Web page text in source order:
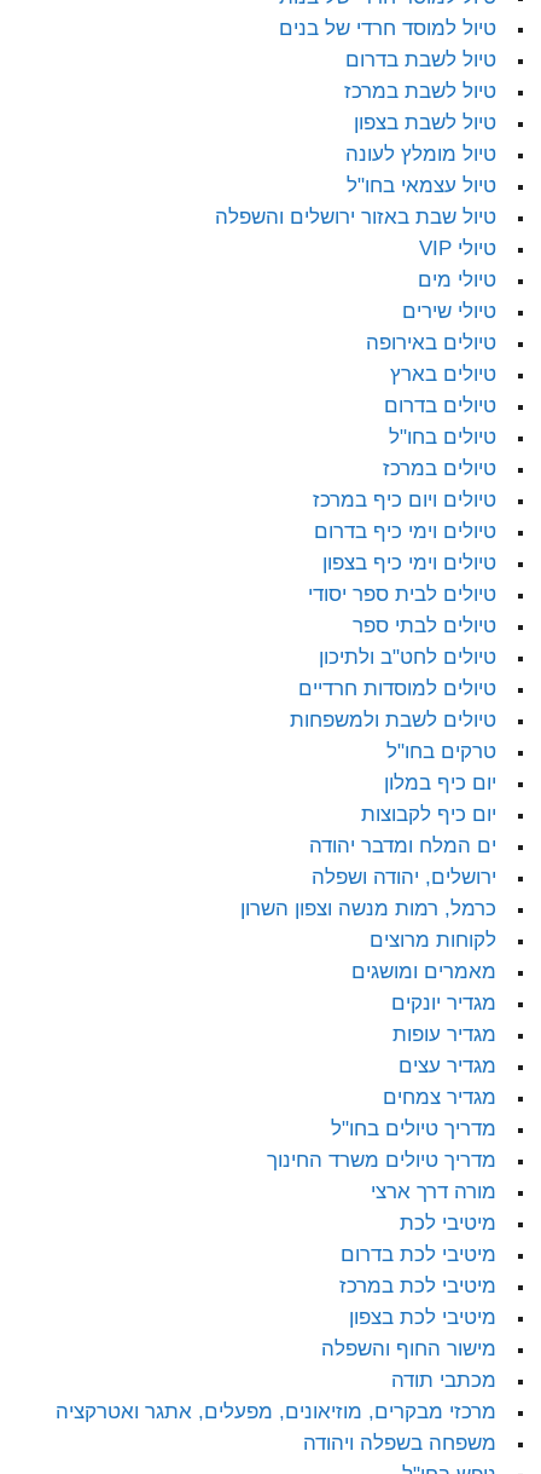
טיול למוסד חרדי של בנים
טיול לשבת בדרום
טיול לשבת במרכז
טיול לשבת בצפון
טיול מומלץ לעונה
טיול עצמאי בחו"ל
טיול שבת באזור ירושלים והשפלה
טיולי VIP
טיולי מים
טיולי שירים
טיולים באירופה
טיולים בארץ
טיולים בדרום
טיולים בחו"ל
טיולים במרכז
טיולים ויום כיף במרכז
טיולים וימי כיף בדרום
טיולים וימי כיף בצפון
טיולים לבית ספר יסודי
טיולים לבתי ספר
טיולים לחט"ב ולתיכון
טיולים למוסדות חרדיים
טיולים לשבת ולמשפחות
טרקים בחו"ל
יום כיף במלון
יום כיף לקבוצות
ים המלח ומדבר יהודה
ירושלים, יהודה ושפלה
כרמל, רמות מנשה וצפון השרון
לקוחות מרוצים
מאמרים ומושגים
מגדיר יונקים
מגדיר עופות
מגדיר עצים
מגדיר צמחים
מדריך טיולים בחו"ל
מדריך טיולים משרד החינוך
מורה דרך ארצי
מיטיבי לכת
מיטיבי לכת בדרום
מיטיבי לכת במרכז
מיטיבי לכת בצפון
מישור החוף והשפלה
מכתבי תודה
מרכזי מבקרים, מוזיאונים, מפעלים, אתגר ואטרקציה
משפחה בשפלה ויהודה